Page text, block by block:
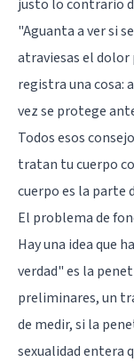
justo lo contrario
"Aguanta a ver si
atraviesas el dolor
registra una cosa:
vez se protege
Todos esos
tratan tu cuerpo
cuerpo es la parte
El problema de
Hay una idea que
verdad" es la
preliminares, un
de medir, si la
sexualidad entera